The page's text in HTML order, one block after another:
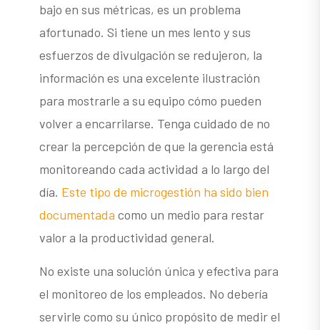
bajo en sus métricas, es un problema
afortunado. Si tiene un mes lento y sus
esfuerzos de divulgación se redujeron, la
información es una excelente ilustración
para mostrarle a su equipo cómo pueden
volver a encarrilarse. Tenga cuidado de no
crear la percepción de que la gerencia está
monitoreando cada actividad a lo largo del
día. Este tipo de microgestión ha sido bien
documentada como un medio para restar
valor a la productividad general.
No existe una solución única y efectiva para
el monitoreo de los empleados. No debería
servirle como su único propósito de medir el